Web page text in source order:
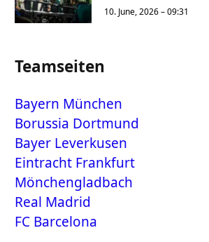
10. June, 2026 – 09:31
Teamseiten
Bayern München
Borussia Dortmund
Bayer Leverkusen
Eintracht Frankfurt
Mönchengladbach
Real Madrid
FC Barcelona